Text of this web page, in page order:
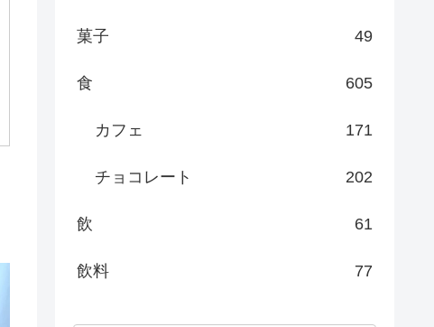
菓子 49
食 605
カフェ 171
チョコレート 202
飲 61
飲料 77